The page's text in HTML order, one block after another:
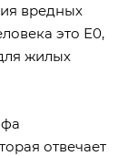
вредных
это Е0,
жилых
отвечает